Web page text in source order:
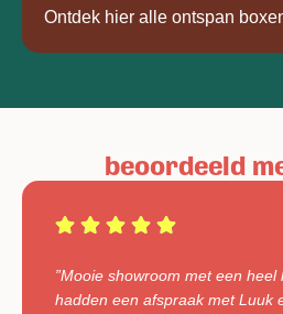
Ontdek hier alle ontspan
beoordeeld
”Mooie showroom met een
hadden een afspraak met Luuk